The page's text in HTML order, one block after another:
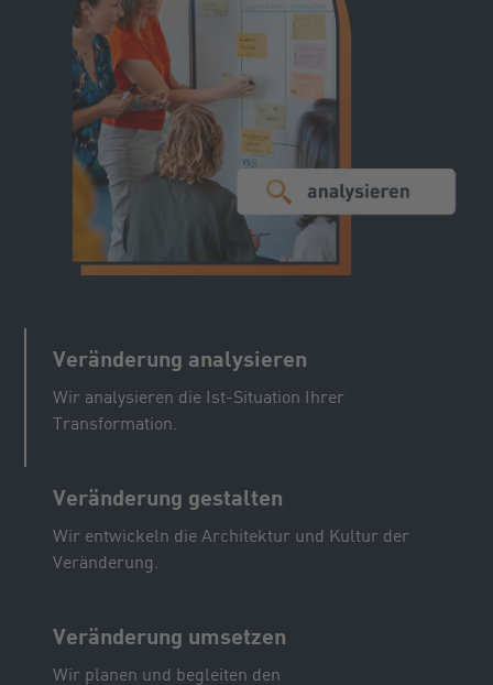
Veränderung analysieren
Wir analysieren die Ist-Situation Ihrer
Transformation.
Veränderung gestalten
Wir entwickeln die Architektur und Kultur der
Veränderung.
Veränderung umsetzen
Wir planen und begleiten den